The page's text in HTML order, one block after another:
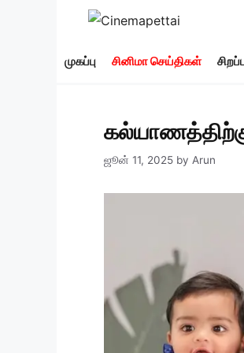
முகப்பு சினிமா செய்திகள்
ஜூன் 11, 2025 by Arun